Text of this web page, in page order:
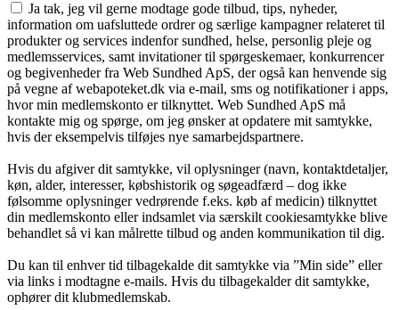
Ja tak, jeg vil gerne modtage gode tilbud, tips, nyheder,
information om uafsluttede ordrer og særlige kampagner relateret til
produkter og services indenfor sundhed, helse, personlig pleje og
medlemsservices, samt invitationer til spørgeskemaer, konkurrencer
og begivenheder fra Web Sundhed ApS, der også kan henvende sig
på vegne af webapoteket.dk via e-mail, sms og notifikationer i apps,
hvor min medlemskonto er tilknyttet. Web Sundhed ApS må
kontakte mig og spørge, om jeg ønsker at opdatere mit samtykke,
hvis der eksempelvis tilføjes nye samarbejdspartnere.
Hvis du afgiver dit samtykke, vil oplysninger (navn, kontaktdetaljer,
køn, alder, interesser, købshistorik og søgeadfærd – dog ikke
følsomme oplysninger vedrørende f.eks. køb af medicin) tilknyttet
din medlemskonto eller indsamlet via særskilt cookiesamtykke blive
behandlet så vi kan målrette tilbud og anden kommunikation til dig.
Du kan til enhver tid tilbagekalde dit samtykke via ”Min side” eller
via links i modtagne e-mails. Hvis du tilbagekalder dit samtykke,
ophører dit klubmedlemskab.